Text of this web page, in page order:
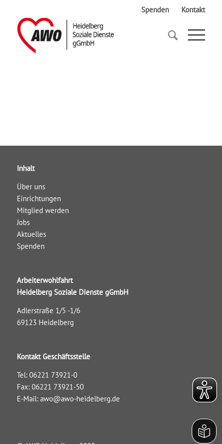
Spenden Kontakt
Gedenken
Inhalt
Über uns
Einrichtungen
Mitglied werden
Jobs
Aktuelles
Spenden
Arbeiterwohlfahrt
Heidelberg Soziale Dienste gGmbH
Adlerstraße 1/5 -1/6
69123 Heidelberg
Kontakt Geschäftsstelle
Tel: 06221 73921-0
Fax: 06221 73921-50
E-Mail: awo@awo-heidelberg.de